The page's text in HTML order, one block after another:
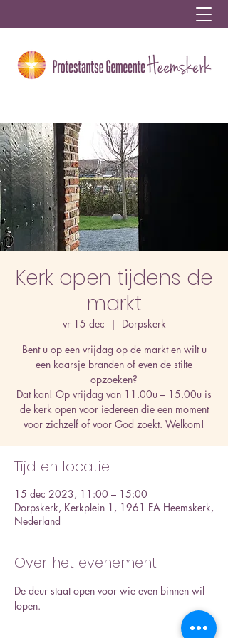
Kerk open tijdens de
markt
vr 15 dec
  |
Dorpskerk
Bent u op een vrijdag op de markt en wilt u
een kaarsje branden of even de stilte
opzoeken?
Dat kan! Op vrijdag van 11.00u – 15.00u is
de kerk open voor iedereen die een moment
voor zichzelf of voor God zoekt. Welkom!
Tijd en locatie
15 dec 2023, 11:00 – 15:00
Dorpskerk, Kerkplein 1, 1961 EA Heemskerk,
Nederland
Over het evenement
De deur staat open voor wie even binnen wil
lopen.